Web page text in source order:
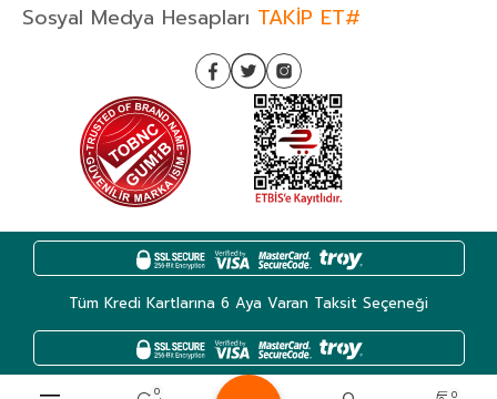
0 0
Sosyal Medya Hesapları TAKİP ET#
Tüm Kredi Kartlarına 6 Aya Varan Taksit Seçeneği